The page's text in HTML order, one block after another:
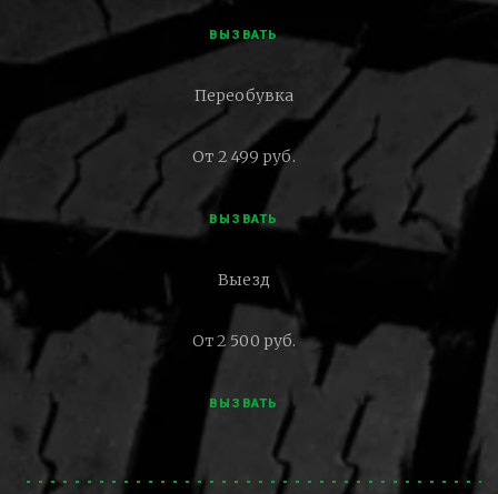
ВЫЗВАТЬ
Переобувка
От 2 499 руб.
ВЫЗВАТЬ
Выезд
От 2 500 руб.
ВЫЗВАТЬ